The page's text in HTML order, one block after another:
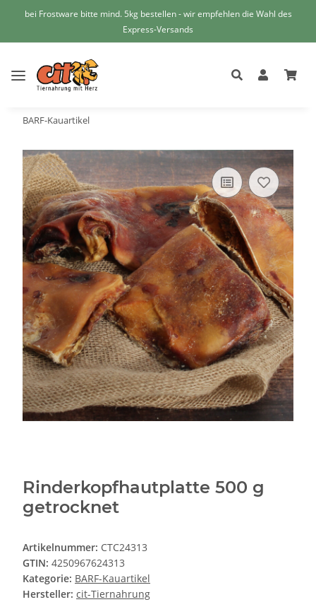
bei Frostware bitte mind. 5kg bestellen - wir empfehlen die Wahl des
Express-Versands
BARF-Kauartikel
Rinderkopfhautplatte 500 g
getrocknet
Artikelnummer: CTC24313
GTIN: 4250967624313
Kategorie: BARF-Kauartikel
Hersteller: cit-Tiernahrung